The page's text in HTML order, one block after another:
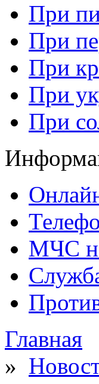
При
При
При
При
При
МЧС
Главная
»